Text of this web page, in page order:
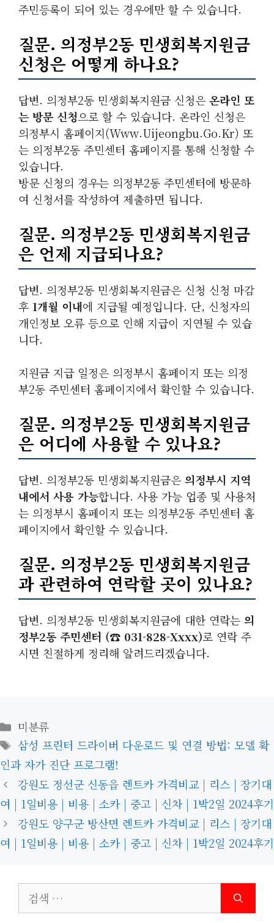
주민등록이 되어 있는 경우에만 할 수 있습니다.
질문. 의정부2동 민생회복지원금
신청은 어떻게 하나요?
답변. 의정부2동 민생회복지원금 신청은온라인 또
는 방문 신청으로 할 수 있습니다. 온라인 신청은
의정부시 홈페이지(www.uijeongbu.go.kr) 또
는 의정부2동 주민센터 홈페이지를 통해 신청할 수
있습니다.
방문 신청의 경우는 의정부2동 주민센터에 방문하
여 신청서를 작성하여 제출하면 됩니다.
질문. 의정부2동 민생회복지원금
은 언제 지급되나요?
답변. 의정부2동 민생회복지원금은 신청 신청 마감
후 1개월 이내에 지급될 예정입니다. 단, 신청자의
개인정보 오류 등으로 인해 지급이 지연될 수 있습
니다.
지원금 지급 일정은 의정부시 홈페이지 또는 의정
부2동 주민센터 홈페이지에서 확인할 수 있습니다.
질문. 의정부2동 민생회복지원금
은 어디에 사용할 수 있나요?
답변. 의정부2동 민생회복지원금은의정부시 지역
내에서 사용 가능합니다. 사용 가능 업종 및 사용처
는 의정부시 홈페이지 또는 의정부2동 주민센터 홈
페이지에서 확인할 수 있습니다.
질문. 의정부2동 민생회복지원금
과 관련하여 연락할 곳이 있나요?
답변. 의정부2동 민생회복지원금에 대한 연락는 의
정부2동 주민센터 (☎ 031-828-Xxxx)로 연락 주
시면 친절하게 정리해 알려드리겠습니다.
카
테
고
리
미분류
태
그
삼성 프린터 드라이버 다운로드 및 연결 방법: 모델 확
인과 자가 진단 프로그램!
강원도 정선군 신동읍 렌트카 가격비교 | 리스 | 장기대
여 | 1일비용 | 비용 | 소카 | 중고 | 신차 | 1박2일 2024후기
강원도 양구군 방산면 렌트카 가격비교 | 리스 | 장기대
여 | 1일비용 | 비용 | 소카 | 중고 | 신차 | 1박2일 2024후기
색: